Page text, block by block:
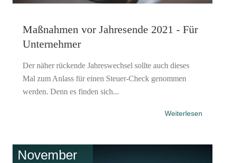
Maßnahmen vor Jahresende 2021 - Für
Unternehmer
Der näher rückende Jahreswechsel sollte auch dieses
Mal zum Anlass für einen Steuer-Check genommen
werden. Denn es finden sich...
Weiterlesen
November